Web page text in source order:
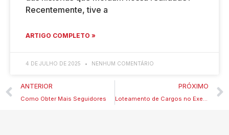
Recentemente, tive a
ARTIGO COMPLETO »
4 DE JULHO DE 2025 NENHUM COMENTÁRIO
ANTERIOR
Como Obter Mais Seguidores
PRÓXIMO
Loteamento de Cargos no Executivo